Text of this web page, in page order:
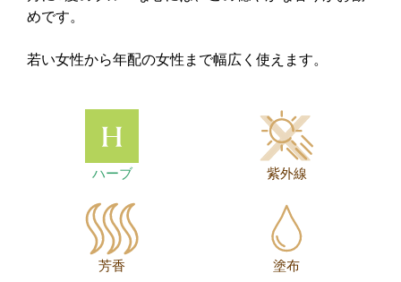
めです。
若い女性から年配の女性まで幅広く使えます。
ハーブ 紫外線
芳香 塗布